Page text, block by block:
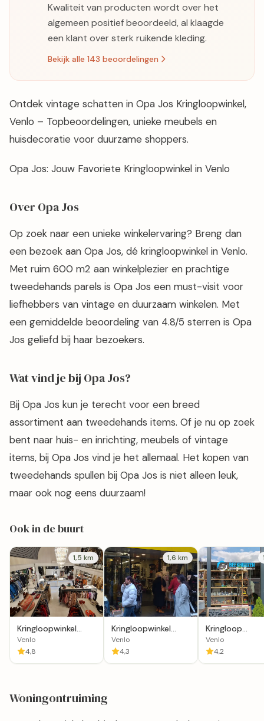
Kwaliteit van producten wordt over het
algemeen positief beoordeeld, al klaagde
een klant over sterk ruikende kleding.
Bekijk alle 143 beoordelingen
Ontdek vintage schatten in Opa Jos Kringloopwinkel,
Venlo – Topbeoordelingen, unieke meubels en
huisdecoratie voor duurzame shoppers.
Opa Jos: Jouw Favoriete Kringloopwinkel in Venlo
Over Opa Jos
Op zoek naar een unieke winkelervaring? Breng dan
een bezoek aan Opa Jos, dé kringloopwinkel in Venlo.
Met ruim 600 m2 aan winkelplezier en prachtige
tweedehands parels is Opa Jos een must-visit voor
liefhebbers van vintage en duurzaam winkelen. Met
een gemiddelde beoordeling van 4.8/5 sterren is Opa
Jos geliefd bij haar bezoekers.
Wat vind je bij Opa Jos?
Bij Opa Jos kun je terecht voor een breed
assortiment aan tweedehands items. Of je nu op zoek
bent naar huis- en inrichting, meubels of vintage
items, bij Opa Jos vind je het allemaal. Het kopen van
tweedehands spullen bij Opa Jos is niet alleen leuk,
maar ook nog eens duurzaam!
Ook in de buurt
1,5 km
Kringloopwinkel
Helemaal JIJ in
Venlo
Venlo
4,8
1,6 km
Kringloopwinkel
Well-Trade Venlo
(Shop in shop)
Venlo
4,3
Kringloop
Boerendans
Venlo
4,2
Woningontruiming